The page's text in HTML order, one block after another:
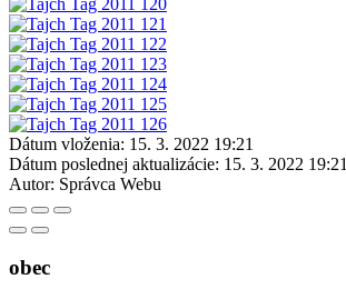
Dátum vloženia: 15. 3. 2022 19:21
Dátum poslednej aktualizácie: 15. 3. 2022 19:21
Autor: Správca Webu
obec